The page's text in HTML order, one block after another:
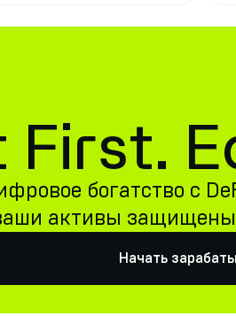
First.
богатство с
активы
Начать